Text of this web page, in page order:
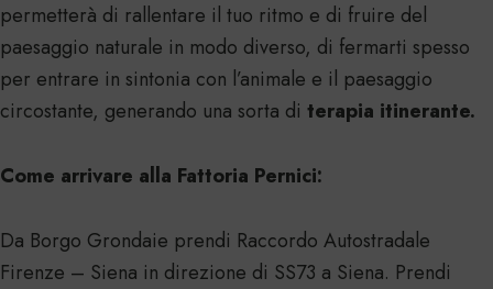
permetterà di rallentare il tuo ritmo e di fruire del
paesaggio naturale in modo diverso, di fermarti spesso
per entrare in sintonia con l’animale e il paesaggio
circostante, generando una sorta di terapia itinerante.
Come arrivare alla Fattoria Pernici:
Da Borgo Grondaie prendi Raccordo Autostradale
Firenze – Siena in direzione di SS73 a Siena. Prendi